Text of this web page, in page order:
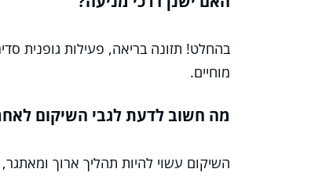
בהחלט! תזונה בריאה, פעילות גופנית
מוחיים.
מה חשוב לדעת לגבי השיקום
השיקום עשוי להיות תהליך ארוך